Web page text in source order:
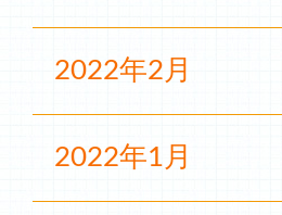
2022年2月
2022年1月